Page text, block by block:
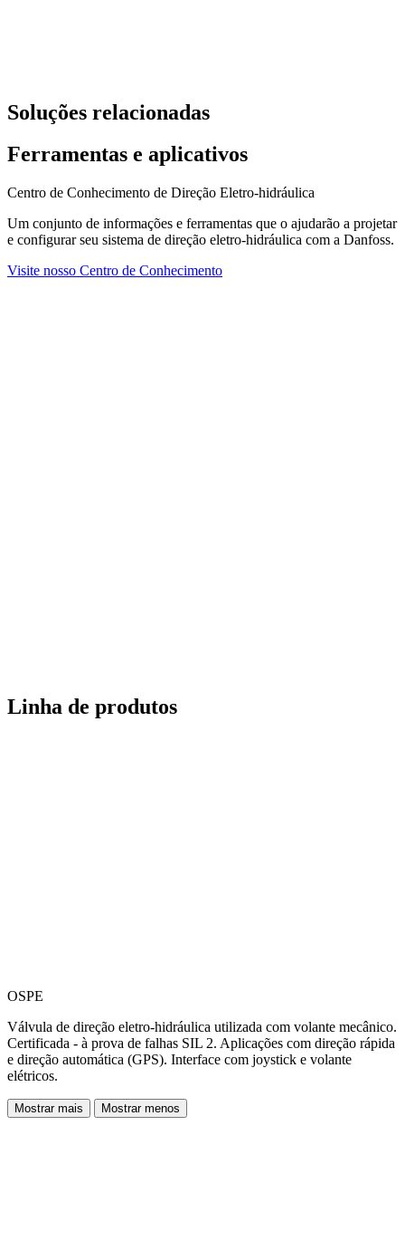
Soluções relacionadas
Ferramentas e aplicativos
Centro de Conhecimento de Direção Eletro-hidráulica
Um conjunto de informações e ferramentas que o ajudarão a projetar
e configurar seu sistema de direção eletro-hidráulica com a Danfoss.
Visite nosso Centro de Conhecimento
Linha de produtos
OSPE
Válvula de direção eletro-hidráulica utilizada com volante mecânico.
Certificada - à prova de falhas SIL 2. Aplicações com direção rápida
e direção automática (GPS). Interface com joystick e volante
elétricos.
Mostrar mais Mostrar menos